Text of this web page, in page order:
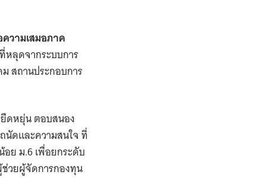
วามเสมอภาค
หลุดจากระบบการ
สถานประกอบการ
ยืดหยุ่น ตอบสนอง
นัดและความสนใจ ที่
ย ม.6 เพื่อยกระดับ
วยผู้จัดการกองทุน